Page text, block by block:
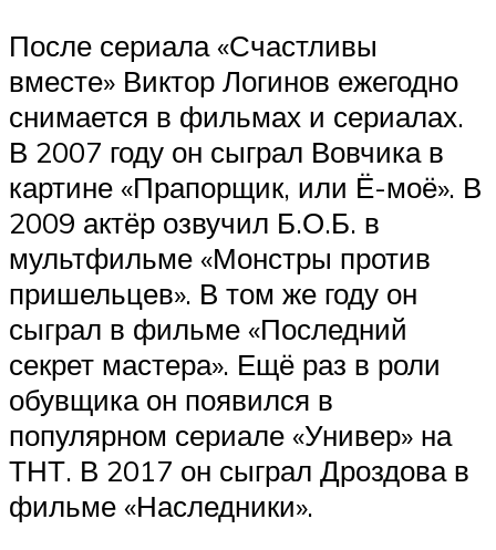
После сериала «Счастливы
вместе» Виктор Логинов ежегодно
снимается в фильмах и сериалах.
В 2007 году он сыграл Вовчика в
картине «Прапорщик, или Ё-моё». В
2009 актёр озвучил Б.О.Б. в
мультфильме «Монстры против
пришельцев». В том же году он
сыграл в фильме «Последний
секрет мастера». Ещё раз в роли
обувщика он появился в
популярном сериале «Универ» на
ТНТ. В 2017 он сыграл Дроздова в
фильме «Наследники».